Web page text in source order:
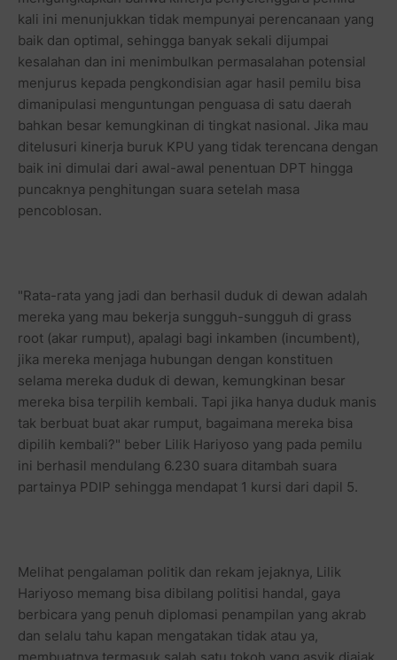
kali ini menunjukkan tidak mempunyai perencanaan yang
baik dan optimal, sehingga banyak sekali dijumpai
kesalahan dan ini menimbulkan permasalahan potensial
menjurus kepada pengkondisian agar hasil pemilu bisa
dimanipulasi menguntungan penguasa di satu daerah
bahkan besar kemungkinan di tingkat nasional. Jika mau
ditelusuri kinerja buruk KPU yang tidak terencana dengan
baik ini dimulai dari awal-awal penentuan DPT hingga
puncaknya penghitungan suara setelah masa
pencoblosan.
"Rata-rata yang jadi dan berhasil duduk di dewan adalah
mereka yang mau bekerja sungguh-sungguh di grass
root (akar rumput), apalagi bagi inkamben (incumbent),
jika mereka menjaga hubungan dengan konstituen
selama mereka duduk di dewan, kemungkinan besar
mereka bisa terpilih kembali. Tapi jika hanya duduk manis
tak berbuat buat akar rumput, bagaimana mereka bisa
dipilih kembali?" beber Lilik Hariyoso yang pada pemilu
ini berhasil mendulang 6.230 suara ditambah suara
partainya PDIP sehingga mendapat 1 kursi dari dapil 5.
Melihat pengalaman politik dan rekam jejaknya, Lilik
Hariyoso memang bisa dibilang politisi handal, gaya
berbicara yang penuh diplomasi penampilan yang akrab
dan selalu tahu kapan mengatakan tidak atau ya,